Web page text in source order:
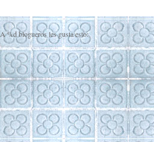
A%dblogueros les gusta esto: